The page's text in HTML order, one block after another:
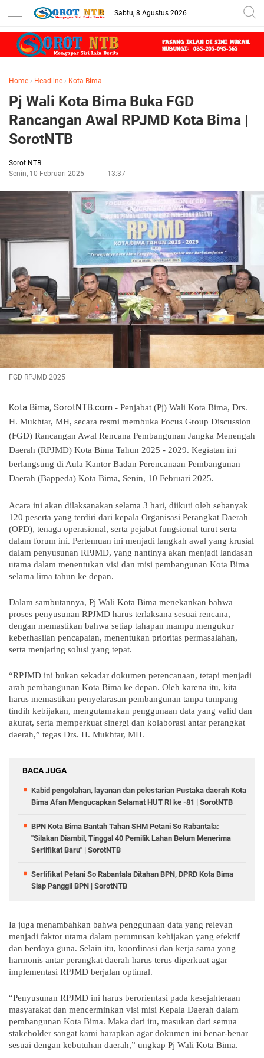
Sabtu, 8 Agustus 2026
Home › Headline › Kota Bima
Pj Wali Kota Bima Buka FGD
Rancangan Awal RPJMD Kota Bima |
SorotNTB
Sorot NTB
Senin, 10 Februari 2025
13:37
FGD RPJMD 2025
Kota Bima, SorotNTB.com - Penjabat (Pj) Wali Kota Bima, Drs.
H. Mukhtar, MH, secara resmi membuka Focus Group Discussion
(FGD) Rancangan Awal Rencana Pembangunan Jangka Menengah
Daerah (RPJMD) Kota Bima Tahun 2025 - 2029. Kegiatan ini
berlangsung di Aula Kantor Badan Perencanaan Pembangunan
Daerah (Bappeda) Kota Bima, Senin, 10 Februari 2025.
Acara ini akan dilaksanakan selama 3 hari, diikuti oleh sebanyak
120 peserta yang terdiri dari kepala Organisasi Perangkat Daerah
(OPD), tenaga operasional, serta pejabat fungsional turut serta
dalam forum ini. Pertemuan ini menjadi langkah awal yang krusial
dalam penyusunan RPJMD, yang nantinya akan menjadi landasan
utama dalam menentukan visi dan misi pembangunan Kota Bima
selama lima tahun ke depan.
Dalam sambutannya, Pj Wali Kota Bima menekankan bahwa
proses penyusunan RPJMD harus terlaksana sesuai rencana,
dengan memastikan bahwa setiap tahapan mampu mengukur
keberhasilan pencapaian, menentukan prioritas permasalahan,
serta menjaring solusi yang tepat.
“RPJMD ini bukan sekadar dokumen perencanaan, tetapi menjadi
arah pembangunan Kota Bima ke depan. Oleh karena itu, kita
harus memastikan penyelarasan pembangunan tanpa tumpang
tindih kebijakan, mengutamakan penggunaan data yang valid dan
akurat, serta memperkuat sinergi dan kolaborasi antar perangkat
daerah,” tegas Drs. H. Mukhtar, MH.
BACA JUGA
Kabid pengolahan, layanan dan pelestarian Pustaka daerah Kota
Bima Afan Mengucapkan Selamat HUT RI ke -81 | SorotNTB
BPN Kota Bima Bantah Tahan SHM Petani So Rabantala:
"Silakan Diambil, Tinggal 40 Pemilik Lahan Belum Menerima
Sertifikat Baru" | SorotNTB
Sertifikat Petani So Rabantala Ditahan BPN, DPRD Kota Bima
Siap Panggil BPN | SorotNTB
Ia juga menambahkan bahwa penggunaan data yang relevan
menjadi faktor utama dalam perumusan kebijakan yang efektif
dan berdaya guna. Selain itu, koordinasi dan kerja sama yang
harmonis antar perangkat daerah harus terus diperkuat agar
implementasi RPJMD berjalan optimal.
“Penyusunan RPJMD ini harus berorientasi pada kesejahteraan
masyarakat dan mencerminkan visi misi Kepala Daerah dalam
pembangunan Kota Bima. Maka dari itu, masukan dari semua
stakeholder sangat kami harapkan agar dokumen ini benar-benar
sesuai dengan kebutuhan daerah,” ungkap Pj Wali Kota Bima.